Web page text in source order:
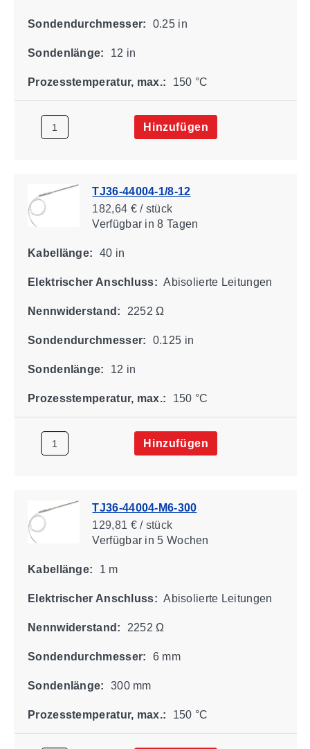
Sondendurchmesser: 0.25 in
Sondenlänge: 12 in
Prozesstemperatur, max.: 150 °C
Hinzufügen
TJ36-44004-1/8-12
182,64 € / stück
Verfügbarin 8 Tagen
Kabellänge: 40 in
Elektrischer Anschluss: Abisolierte Leitungen
Nennwiderstand: 2252 Ω
Sondendurchmesser: 0.125 in
Sondenlänge: 12 in
Prozesstemperatur, max.: 150 °C
Hinzufügen
TJ36-44004-M6-300
129,81 € / stück
Verfügbarin 5 Wochen
Kabellänge: 1 m
Elektrischer Anschluss: Abisolierte Leitungen
Nennwiderstand: 2252 Ω
Sondendurchmesser: 6 mm
Sondenlänge: 300 mm
Prozesstemperatur, max.: 150 °C